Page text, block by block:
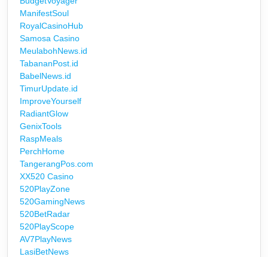
ManifestSoul
RoyalCasinoHub
Samosa Casino
MeulabohNews.id
TabananPost.id
BabelNews.id
TimurUpdate.id
ImproveYourself
RadiantGlow
GenixTools
RaspMeals
PerchHome
TangerangPos.com
XX520 Casino
520PlayZone
520GamingNews
520BetRadar
520PlayScope
AV7PlayNews
LasiBetNews